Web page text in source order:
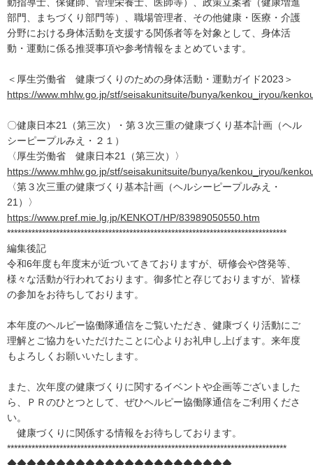
部門、まちづくり部門等）、職場管理者、その他健康・医療・介護
分野における身体活動を支援する関係者等を対象として、身体活
動・運動に係る推奨事項や参考情報をまとめています。
＜厚生労働省 健康づくりのための身体活動・運動ガイド2023＞
https://www.mhlw.go.jp/stf/seisakunitsuite/bunya/kenkou_iryou/
〇健康日本21（第三次）・第３次三重の健康づくり基本計画（ヘル
シーピープルみえ・２１）
〈厚生労働省 健康日本21（第三次）〉
https://www.mhlw.go.jp/stf/seisakunitsuite/bunya/kenkou_iryou/
〈第３次三重の健康づくり基本計画（ヘルシーピープルみえ・
21）〉
https://www.pref.mie.lg.jp/KENKOT/HP/83989050550.htm
********************************************************************************
編集後記
令和6年度も年度末が近づいてきておりますが、研修会や啓発等、
様々な活動が行われております。御多忙と存じておりますが、皆様
の参加をお待ちしております。
本年度のヘルピー協働隊通信をご覧いただき、健康づくり活動にご
理解とご協力をいただけたことに心よりお礼申し上げます。来年度
もよろしくお願いいたします。
また、次年度の健康づくりに関するイベントや企画等ございました
ら、ＰＲのひとつとして、ぜひヘルピー協働隊通信をご利用くださ
い。
健康づくりに関係する情報をお待ちしております。
********************************************************************************